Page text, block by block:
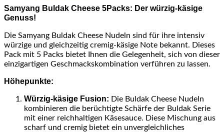
Samyang Buldak Cheese 5Packs: Der würzig-käsige
Genuss!
Die Samyang Buldak Cheese Nudeln sind für ihre intensiv
würzige und gleichzeitig cremig-käsige Note bekannt. Dieses
Pack mit 5 Packs bietet Ihnen die Gelegenheit, sich von dieser
einzigartigen Geschmackskombination verführen zu lassen.
Höhepunkte:
Würzig-käsige Fusion: Die Buldak Cheese Nudeln
kombinieren die berüchtigte Schärfe der Buldak Serie
mit einer reichhaltigen Käsesauce. Diese Mischung aus
scharf und cremig bietet ein unvergleichliches